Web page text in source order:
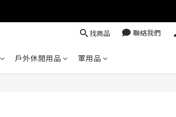
找商品 聯絡我們
戶外休閒用品 軍用品